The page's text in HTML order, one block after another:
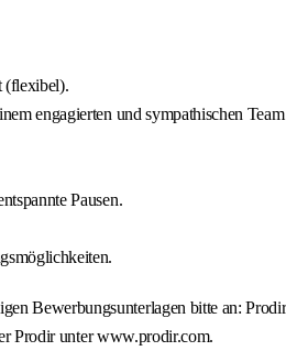
(flexibel).
engagierten und sympathischen
Pausen.
Bewerbungsunterlagen bitte an:
Prodir unter www.prodir.com.